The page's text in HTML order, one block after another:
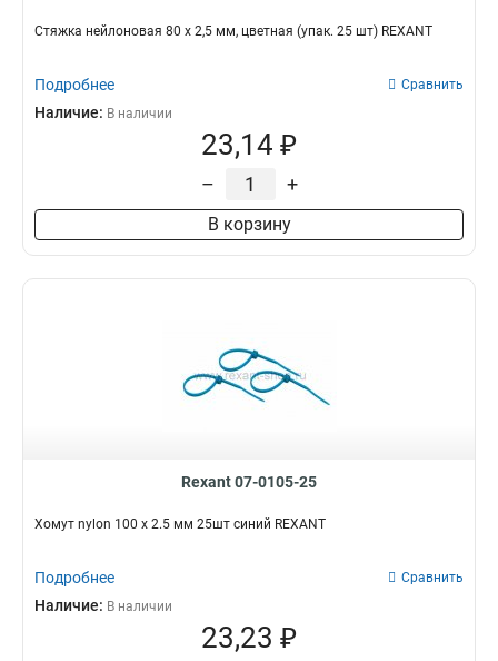
Стяжкa нeйлонoвая 80 x 2,5 мм, цветная (упак. 25 шт) REXANT
Подробнее Сравнить
Наличие: В наличии
23,14 ₽
– +
В корзину
Rexant 07-0105-25
Хомут nylon 100 х 2.5 мм 25шт синий REXANT
Подробнее Сравнить
Наличие: В наличии
23,23 ₽